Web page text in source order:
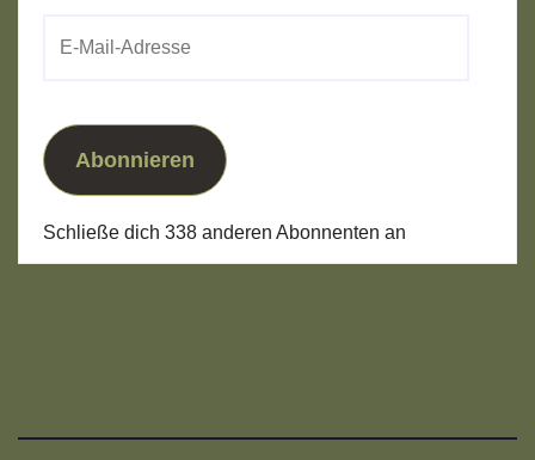
Abonnieren
Schließe dich 338 anderen Abonnenten an